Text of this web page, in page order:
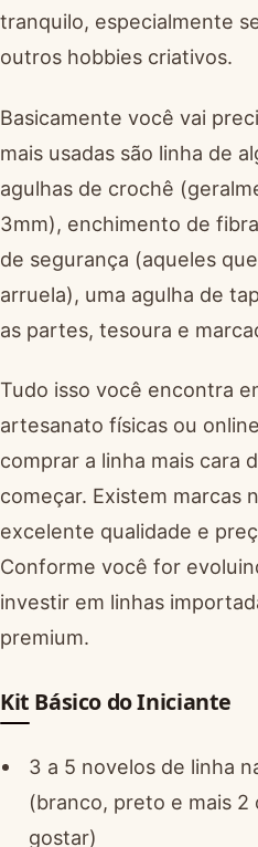
tranquilo, especialmente
outros hobbies criativos.
Basicamente você vai
mais usadas são linha de
agulhas de crochê
3mm), enchimento de
de segurança (aqueles
arruela), uma agulha de
as partes, tesoura e
Tudo isso você encontra
artesanato físicas ou
comprar a linha mais cara
começar. Existem marcas
excelente qualidade e
Conforme você for
investir em linhas
premium.
Kit Básico do Iniciante
3 a 5 novelos de linha
(branco, preto e mais 2
gostar)